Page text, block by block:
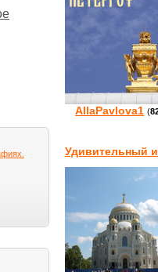
AllaPavlova1 (
Удивительный